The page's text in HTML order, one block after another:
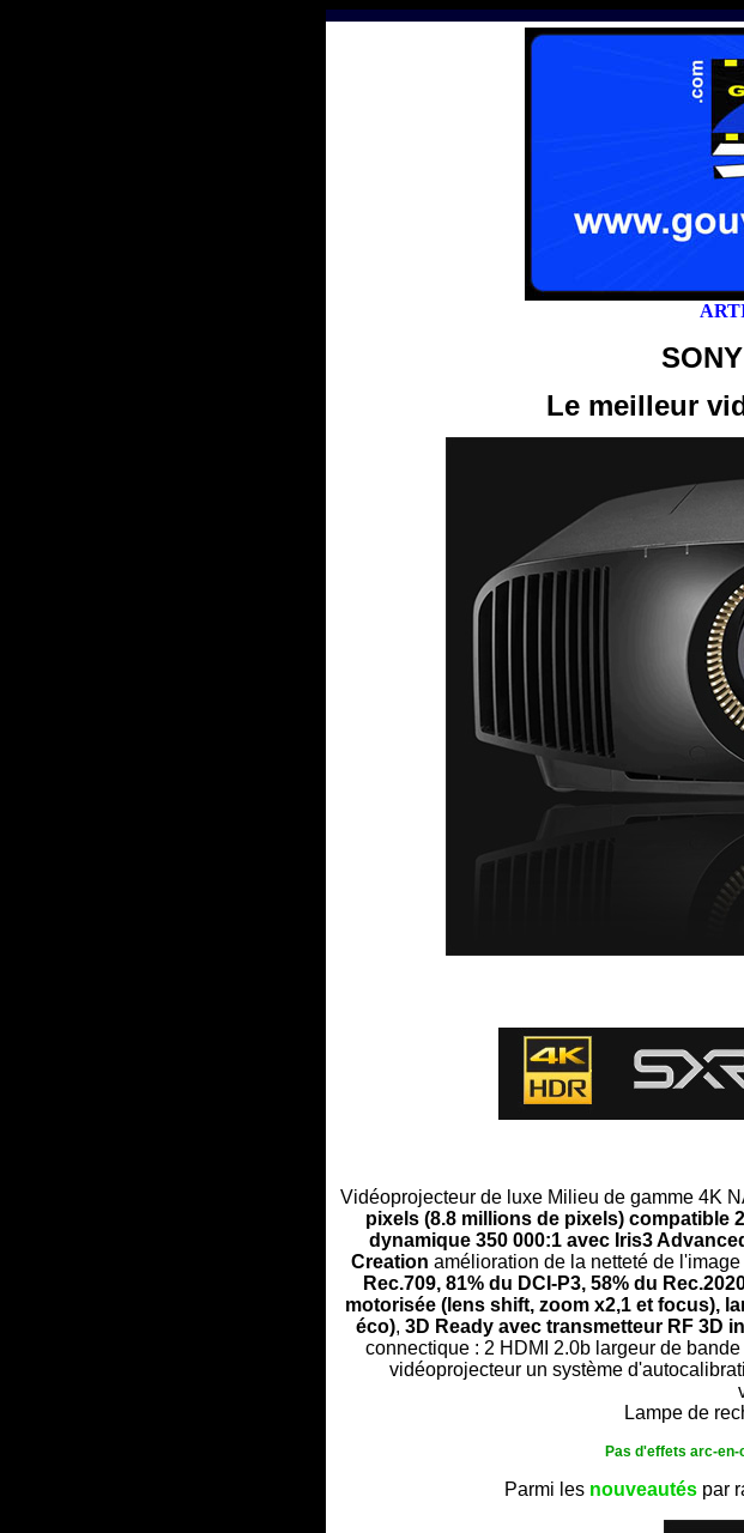
Le meilleur
Vidéoprojecteur de luxe Milieu de gamme 4K
pixels (8.8 millions de pixels) compatible
dynamique 350 000:1 avec Iris3
Creation amélioration de la netteté de l'image
Rec.709, 81% du DCI-P3, 58% du
motorisée (lens shift, zoom x2,1 et focus),
éco), 3D Ready avec transmetteur RF 3D
connectique : 2 HDMI 2.0b largeur de
vidéoprojecteur un système
Lampe de
Pas d'effets arc-
Parmi les nouveautéspar